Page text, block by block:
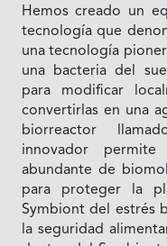
Hemos creado un
tecnología que
una tecnología
una bacteria del
para modificar
convertirlas en una
biorreactor
innovador
abundante de
para proteger la
Symbiont del estrés
la seguridad